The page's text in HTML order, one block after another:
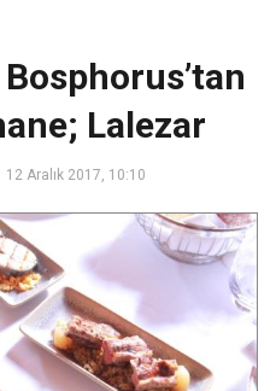
Lalezar
12 Aralık 2017, 10:10